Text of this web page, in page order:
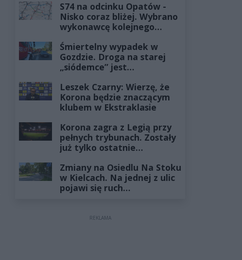
S74 na odcinku Opatów -
Nisko coraz bliżej. Wybrano
wykonawcę kolejnego
Śmiertelny wypadek w
Gozdzie. Droga na starej
„siódemce” jest
Leszek Czarny: Wierzę, że
Korona będzie znaczącym
klubem w Ekstraklasie
Korona zagra z Legią przy
pełnych trybunach. Zostały
już tylko ostatnie
Zmiany na Osiedlu Na Stoku
w Kielcach. Na jednej z ulic
pojawi się ruch
REKLAMA